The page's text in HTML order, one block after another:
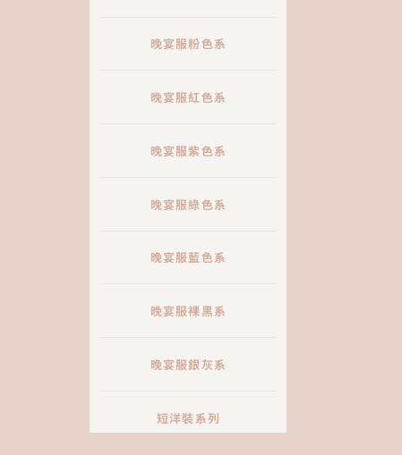
晚宴服粉色系
晚宴服紅色系
晚宴服紫色系
晚宴服綠色系
晚宴服藍色系
晚宴服裸黑系
晚宴服銀灰系
短洋裝系列